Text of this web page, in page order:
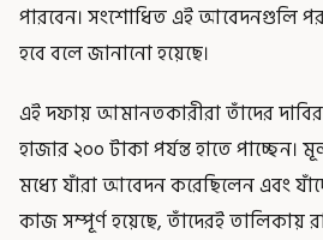
পারবেন। সংশোধিত এই আবেদনগুলি
হবে বলে জানানো হয়েছে।
এই দফায় আমানতকারীরা তাঁদের দাবির
হাজার ২০০ টাকা পর্যন্ত হাতে পাচ্ছেন।
মধ্যে যাঁরা আবেদন করেছিলেন এবং
কাজ সম্পূর্ণ হয়েছে, তাঁদেরই তালিকায়